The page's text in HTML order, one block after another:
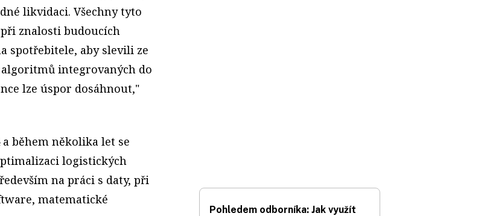
likvidaci. Všechny tyto
znalosti budoucích
spotřebitele, aby slevili ze
integrovaných do
lze úspor dosáhnout,"
a během několika let se
logistických
na práci s daty, při
matematické
Pohledem odborníka: Jak využít